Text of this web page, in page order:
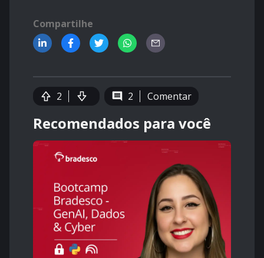
Compartilhe
2 2 Comentar
Recomendados para você